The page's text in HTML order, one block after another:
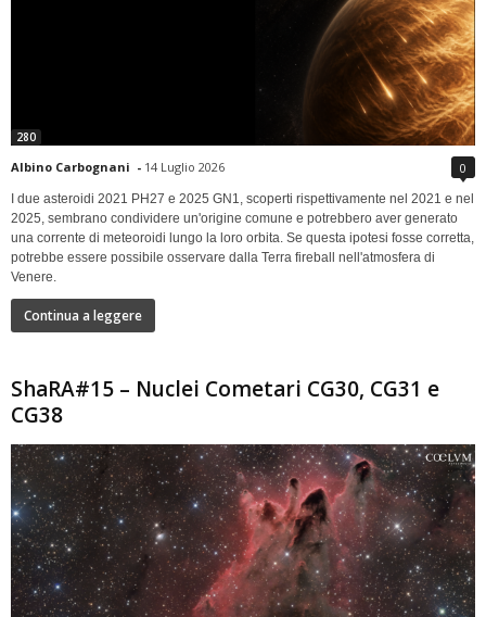
280
Albino Carbognani - 14 Luglio 2026 0
I due asteroidi 2021 PH27 e 2025 GN1, scoperti rispettivamente nel 2021 e nel
2025, sembrano condividere un'origine comune e potrebbero aver generato
una corrente di meteoroidi lungo la loro orbita. Se questa ipotesi fosse corretta,
potrebbe essere possibile osservare dalla Terra fireball nell'atmosfera di
Venere.
Continua a leggere
ShaRA#15 – Nuclei Cometari CG30, CG31 e
CG38